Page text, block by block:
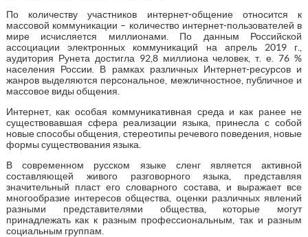
По количеству участников интернет-общение относится к
массовой коммуникации – количество интернет-пользователей в
мире исчисляется миллионами. По данным Российской
ассоциации электронных коммуникаций на апрель 2019 г.,
аудитория Рунета достигла 92,8 миллиона человек, т. е. 76 %
населения России. В рамках различных Интернет-ресурсов и
жанров выделяются персональное, межличностное, публичное и
массовое виды общения.
Интернет, как особая коммуникативная среда и как ранее не
существовавшая сфера реализации языка, принесла с собой
новые способы общения, стереотипы речевого поведения, новые
формы существования языка.
В современном русском языке сленг является активной
составляющей живого разговорного языка, представляя
значительный пласт его словарного состава, и выражает все
многообразие интересов общества, оценки различных явлений
разными представителями общества, которые могут
принадлежать как к разным профессиональным, так и разным
социальным группам.